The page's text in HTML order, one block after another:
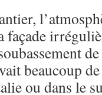
façade
beaucoup de
ou dans le